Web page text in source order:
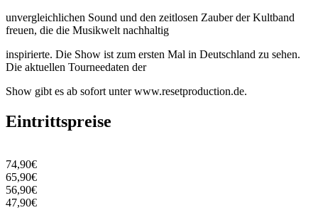
unvergleichlichen Sound und den zeitlosen Zauber der Kultband
freuen, die die Musikwelt nachhaltig
inspirierte. Die Show ist zum ersten Mal in Deutschland zu sehen.
Die aktuellen Tourneedaten der
Show gibt es ab sofort unter www.resetproduction.de.
Eintrittspreise
74,90€
65,90€
56,90€
47,90€